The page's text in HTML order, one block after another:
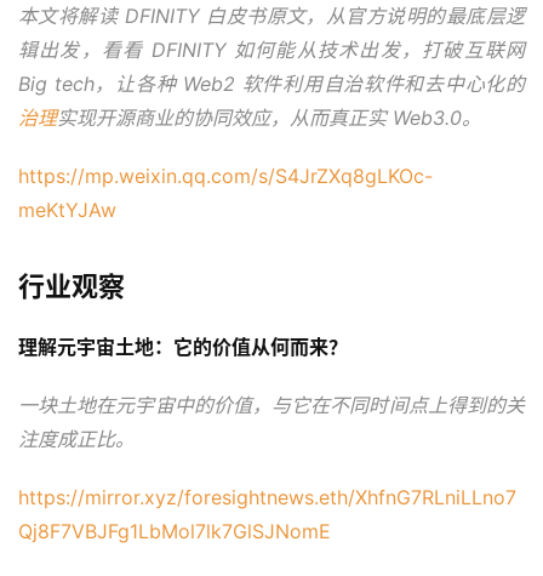
本文将解读 DFINITY 白皮书原文，从官方说明的最底层逻
辑出发，看看 DFINITY 如何能从技术出发，打破互联网
Big tech，让各种 Web2 软件利用自治软件和去中心化的
治理实现开源商业的协同效应，从而真正实 Web3.0。
https://mp.weixin.qq.com/s/S4JrZXq8gLKOc-
meKtYJAw
行业观察
理解元宇宙土地：它的价值从何而来？
一块土地在元宇宙中的价值，与它在不同时间点上得到的关
注度成正比。
https://mirror.xyz/foresightnews.eth/XhfnG7RLniLLno7
Qj8F7VBJFg1LbMol7lk7GlSJNomE